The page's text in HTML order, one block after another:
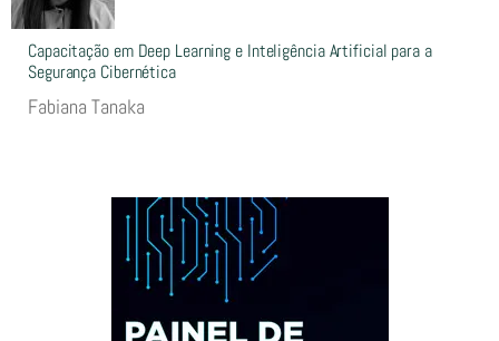
Capacitação em Deep Learning e Inteligência Artificial para a
Segurança Cibernética
Fabiana Tanaka